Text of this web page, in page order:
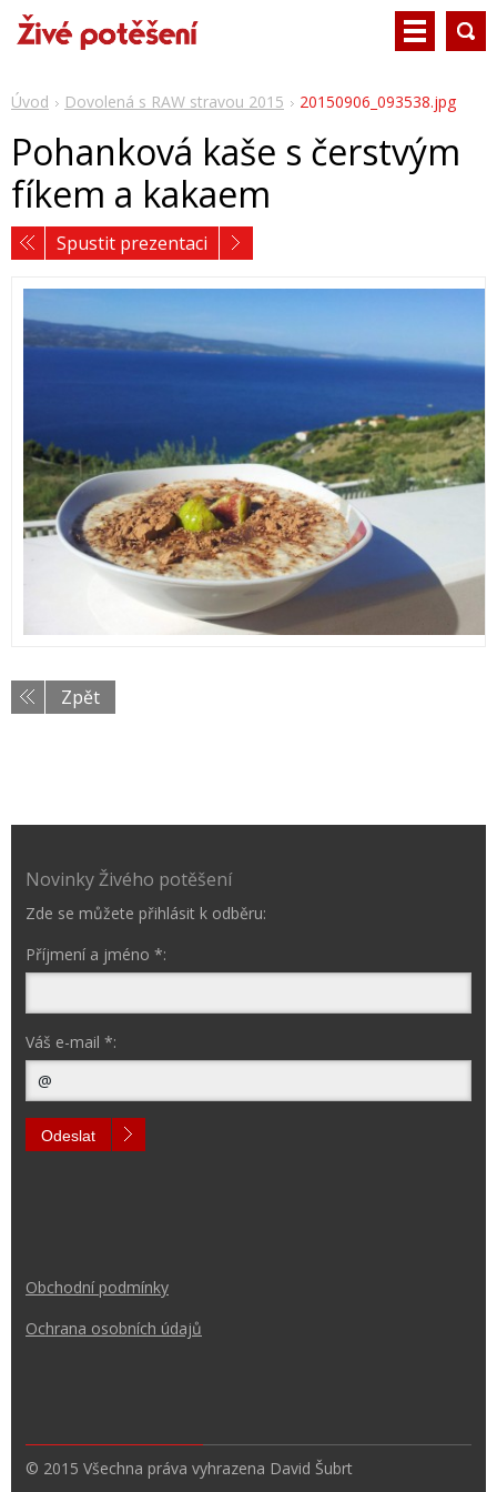
Úvod Dovolená s RAW stravou 2015 20150906_093538.jpg
Pohanková kaše s čerstvým
fíkem a kakaem
Spustit prezentaci
Zpět
Novinky Živého potěšení
Zde se můžete přihlásit k odběru:
Příjmení a jméno *:
Váš e-mail *:
Odeslat
Obchodní podmínky
Ochrana osobních údajů
© 2015 Všechna práva vyhrazena David Šubrt